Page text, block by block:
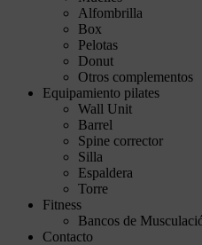
Alfombrilla
Box
Pelotas
Donut
Otros complementos
Equipamiento pilates
Wall Unit
Barrel
Spine corrector
Silla
Espaldera
Torre
Fitness
Bancos de
Contacto